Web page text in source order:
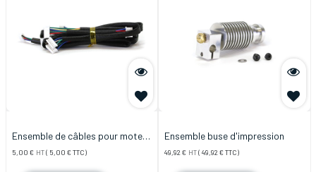
Ensemble de câbles pour moteur
pour DiscoEasy 200 /
5,00 € HT( 5,00 €TTC)
Ensemble buse d'impression
49,92 € HT( 49,92 €TTC)